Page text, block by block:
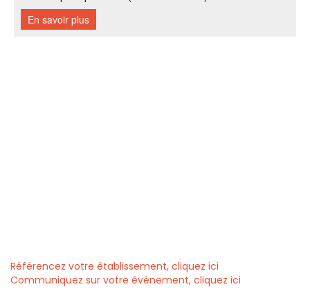
Référencez votre établissement, cliquez ici
Communiquez sur votre évènement, cliquez ici